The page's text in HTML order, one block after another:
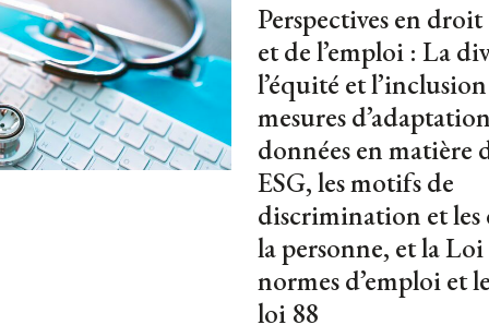
Perspectives en
et de l’emploi : La
l’équité et
mesures
données en matière
ESG, les motifs de
discrimination et les
la personne, et la Loi
normes d’emploi et
loi 88